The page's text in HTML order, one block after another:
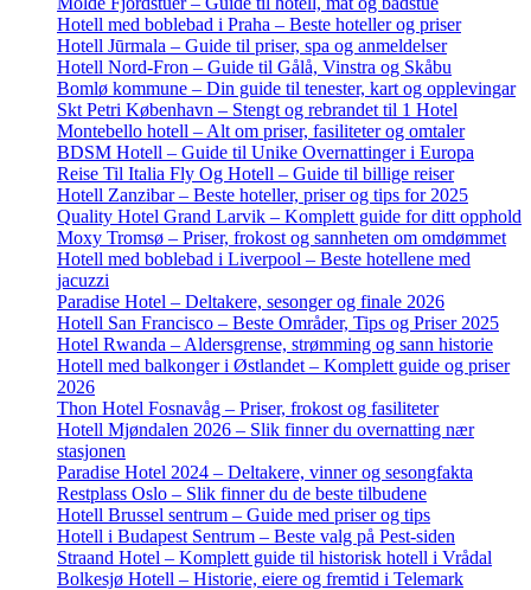
Hotell med boblebad i Praha – Beste hoteller og priser
Hotell Jūrmala – Guide til priser, spa og anmeldelser
Hotell Nord-Fron – Guide til Gålå, Vinstra og Skåbu
Bomlø kommune – Din guide til tenester, kart og opplevingar
Skt Petri København – Stengt og rebrandet til 1 Hotel
Montebello hotell – Alt om priser, fasiliteter og omtaler
BDSM Hotell – Guide til Unike Overnattinger i Europa
Reise Til Italia Fly Og Hotell – Guide til billige reiser
Hotell Zanzibar – Beste hoteller, priser og tips for 2025
Quality Hotel Grand Larvik – Komplett guide for ditt opphold
Moxy Tromsø – Priser, frokost og sannheten om omdømmet
Hotell med boblebad i Liverpool – Beste hotellene med
jacuzzi
Paradise Hotel – Deltakere, sesonger og finale 2026
Hotell San Francisco – Beste Områder, Tips og Priser 2025
Hotel Rwanda – Aldersgrense, strømming og sann historie
Hotell med balkonger i Østlandet – Komplett guide og priser
2026
Thon Hotel Fosnavåg – Priser, frokost og fasiliteter
Hotell Mjøndalen 2026 – Slik finner du overnatting nær
stasjonen
Paradise Hotel 2024 – Deltakere, vinner og sesongfakta
Restplass Oslo – Slik finner du de beste tilbudene
Hotell Brussel sentrum – Guide med priser og tips
Hotell i Budapest Sentrum – Beste valg på Pest-siden
Straand Hotel – Komplett guide til historisk hotell i Vrådal
Bolkesjø Hotell – Historie, eiere og fremtid i Telemark